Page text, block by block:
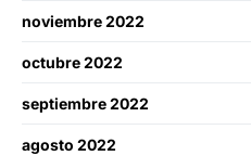
noviembre 2022
octubre 2022
septiembre 2022
agosto 2022